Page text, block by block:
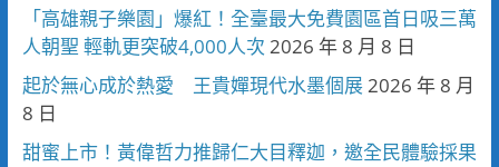
「高雄親子樂園」爆紅！全臺最大免費園區首日吸三萬
人朝聖 輕軌更突破4,000人次 2026 年 8 月 8 日
起於無心成於熱愛 王貴嬋現代水墨個展2026 年 8 月
8 日
甜蜜上市！黃偉哲力推歸仁大目釋迦，邀全民體驗採果